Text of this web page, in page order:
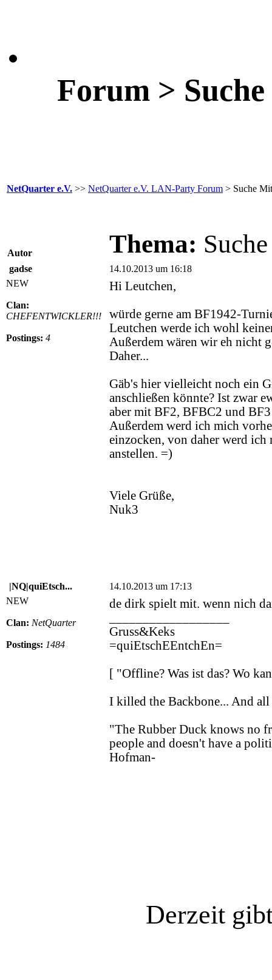
Forum >
NetQuarter e.V. >> NetQuarter e.V. LAN-Party Forum > Suche
Autor Thema:
gadse
14.10.2013 um 16:18
NEW
Clan:
CHEFENTWICKLER!!!
Postings: 4
Hi Leutchen,
würde gerne am BF1942-
Leutchen werde ich wohl
Außerdem wären wir eh nicht
Daher...
Gäb's hier vielleicht noch ein
anschließen könnte? Ist zwar
aber mit BF2, BFBC2 und
Außerdem werd ich mich
einzocken, von daher werd
anstellen. =)
Viele Grüße,
Nuk3
|NQ|quiEtsch...
14.10.2013 um 17:13
NEW
Clan: NetQuarter
Postings: 1484
de dirk spielt mit. wenn nich
Gruss&Keks
=quiEtschEEntchEn=
[ "Offline? Was ist das? Wo
I killed the Backbone... And
"The Rubber Duck knows no
people and doesn't have a
Hofman-
Derzeit